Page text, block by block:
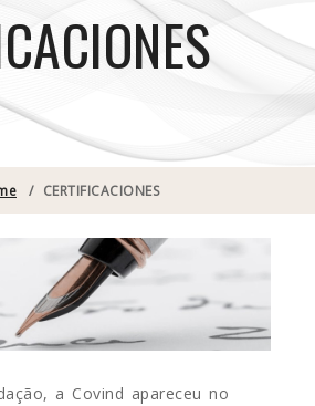
/ CERTIFICACIONES
a Covind apareceu no